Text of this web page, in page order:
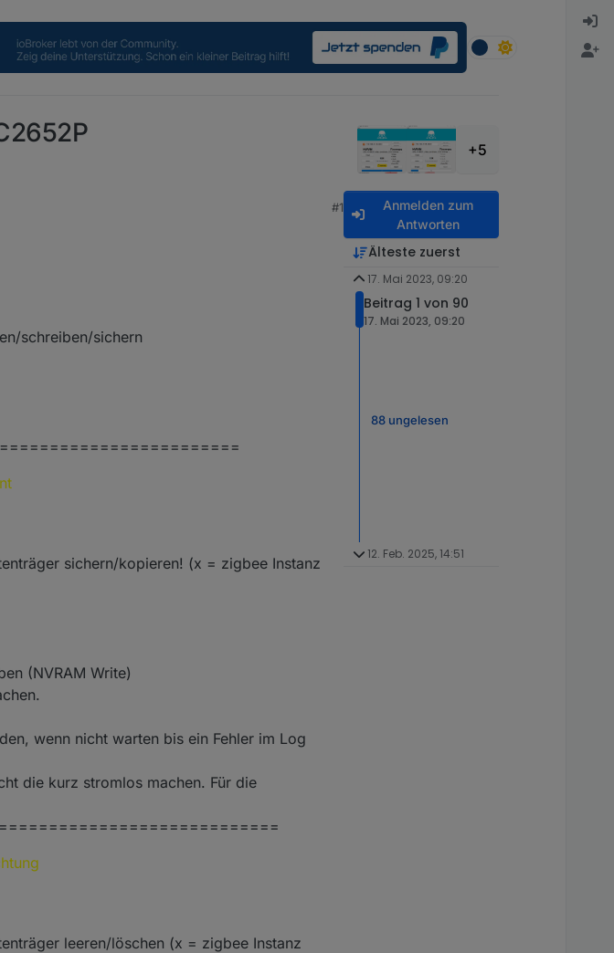
+5
#1
schreiben/sichern
sichern/kopieren! (x = zigbee Instanz
(NVRAM Write)
wenn nicht warten bis ein Fehler im Log
die kurz stromlos machen. Für die
leeren/löschen (x = zigbee Instanz
Anmelden zum
Antworten
Älteste zuerst
17. Mai 2023, 09:20
Beitrag 1 von 90
17. Mai 2023, 09:20
88 ungelesen
12. Feb. 2025, 14:51